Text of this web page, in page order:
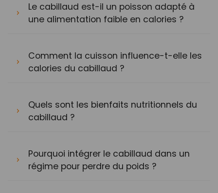
Le cabillaud est-il un poisson adapté à
une alimentation faible en calories ?
Comment la cuisson influence-t-elle les
calories du cabillaud ?
Quels sont les bienfaits nutritionnels du
cabillaud ?
Pourquoi intégrer le cabillaud dans un
régime pour perdre du poids ?